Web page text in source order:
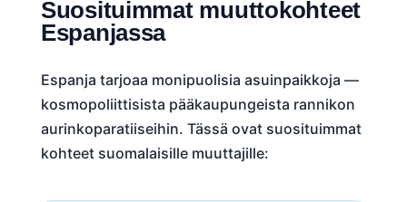
Suosituimmat muuttokohteet
Espanjassa
Espanja tarjoaa monipuolisia asuinpaikkoja —
kosmopoliittisista pääkaupungeista rannikon
aurinkoparatiiseihin. Tässä ovat suosituimmat
kohteet suomalaisille muuttajille: